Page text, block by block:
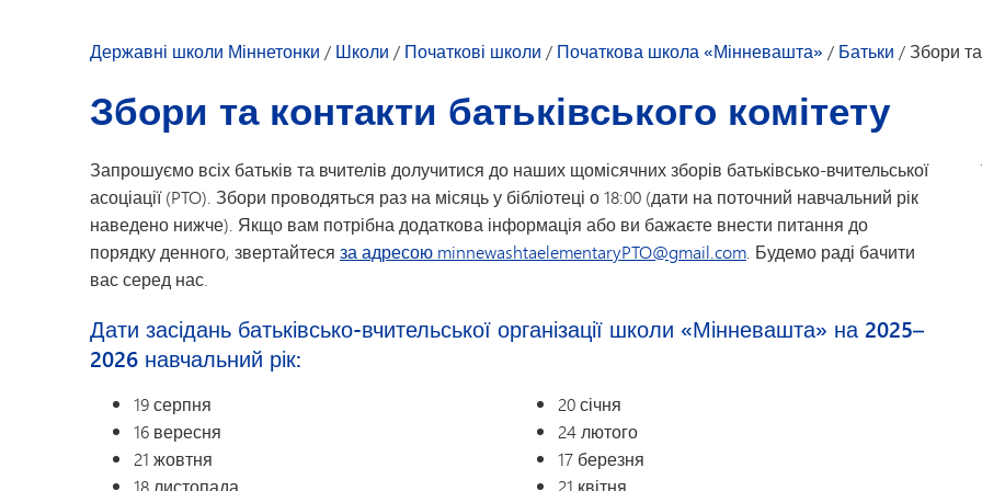
Наші переконання
Посібник для батьків та учнів — Початкова школа «Мінневашта»
Новини школи
Довідник співробітників
Дослідники
Збори
Державні школи Міннетонки / Школи / Початкові школи / Початкова школа «Мінневашта» / Батьки /Збори та
Збори та контакти батьківського комітету
Запрошуємо всіх батьків та вчителів долучитися до наших щомісячних зборів батьківсько-вчительської
асоціації (PTO). Збори проводяться раз на місяць у бібліотеці о 18:00 (дати на поточний навчальний рік
наведено нижче). Якщо вам потрібна додаткова інформація або ви бажаєте внести питання до
порядку денного, звертайтеся за адресою minnewashtaelementaryPTO@gmail.com. Будемо раді бачити
вас серед нас.
Дати засідань батьківсько-вчительської організації школи «Мінневашта» на 2025–
2026 навчальний рік:
19 серпня
16 вересня
21 жовтня
20 січня
24 лютого
17 березня